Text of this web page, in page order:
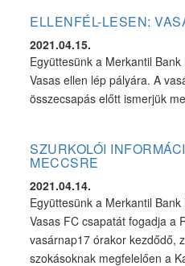
ELLENFÉL-LESEN:
2021.04.15.
Együttesünk a Merkantil
Vasas ellen lép pályára. A
összecsapás előtt ismerjük
SZURKOLÓI
MECCSRE
2021.04.14.
Együttesünk a Merkantil
Vasas FC csapatát fogadja a
vasárnap17 órakor kezdődő,
szokásoknak megfelelően a